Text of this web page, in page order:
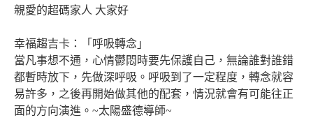
親愛的超碼家人 大家好
幸福趨吉卡：「呼吸轉念」
當凡事想不通，心情鬱悶時要先保護自己，無論誰對誰錯
都暫時放下，先做深呼吸。呼吸到了一定程度，轉念就容
易許多，之後再開始做其他的配套，情況就會有可能往正
面的方向演進。~太陽盛德導師~